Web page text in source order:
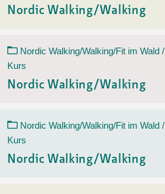
Nordic Walking/Walking
Nordic Walking/Walking/Fit im Wald /
Kurs
Nordic Walking/Walking
Nordic Walking/Walking/Fit im Wald /
Kurs
Nordic Walking/Walking